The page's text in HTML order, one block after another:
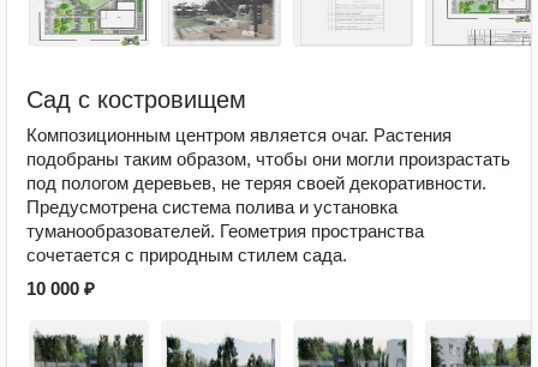
Сад с костровищем
Композиционным центром является очаг. Растения
подобраны таким образом, чтобы они могли произрастать
под пологом деревьев, не теряя своей декоративности.
Предусмотрена система полива и установка
туманообразователей. Геометрия пространства
сочетается с природным стилем сада.
10 000 ₽